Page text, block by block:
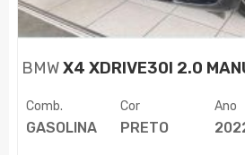
BMWX4 XDRIVE30I 2.0
Comb.
GASOLINA
Cor
PRETO
Ano